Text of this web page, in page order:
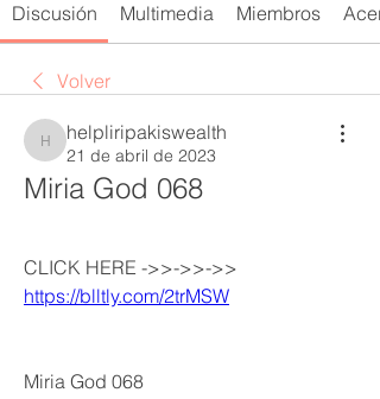
Discusión Multimedia Miembros
Volver
helpliripakiswealth
helpliripakiswealth
21 de abril de 2023
Miria God 068
https://blltly.com/2trMSW
Miria God 068